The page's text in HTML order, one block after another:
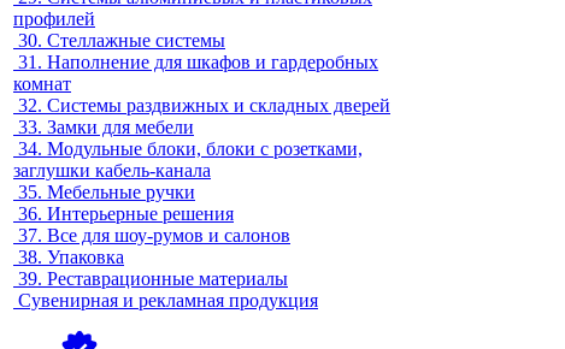
профилей
30. Стеллажные системы
31. Наполнение для шкафов и гардеробных
комнат
32. Системы раздвижных и складных дверей
33. Замки для мебели
34. Модульные блоки, блоки с розетками,
заглушки кабель-канала
35. Мебельные ручки
36. Интерьерные решения
37. Все для шоу-румов и салонов
38. Упаковка
39. Реставрационные материалы
Сувенирная и рекламная продукция